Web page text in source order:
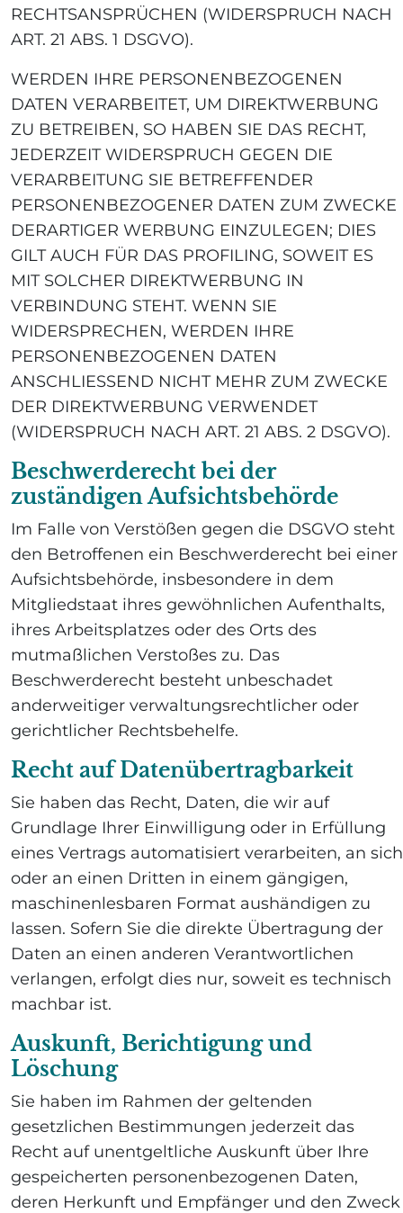
RECHTSANSPRÜCHEN (WIDERSPRUCH NACH
ART. 21 ABS. 1 DSGVO).
WERDEN IHRE PERSONENBEZOGENEN
DATEN VERARBEITET, UM DIREKTWERBUNG
ZU BETREIBEN, SO HABEN SIE DAS RECHT,
JEDERZEIT WIDERSPRUCH GEGEN DIE
VERARBEITUNG SIE BETREFFENDER
PERSONENBEZOGENER DATEN ZUM ZWECKE
DERARTIGER WERBUNG EINZULEGEN; DIES
GILT AUCH FÜR DAS PROFILING, SOWEIT ES
MIT SOLCHER DIREKTWERBUNG IN
VERBINDUNG STEHT. WENN SIE
WIDERSPRECHEN, WERDEN IHRE
PERSONENBEZOGENEN DATEN
ANSCHLIESSEND NICHT MEHR ZUM ZWECKE
DER DIREKTWERBUNG VERWENDET
(WIDERSPRUCH NACH ART. 21 ABS. 2 DSGVO).
Beschwerde­recht bei der
zuständigen Aufsichts­behörde
Im Falle von Verstößen gegen die DSGVO steht
den Betroffenen ein Beschwerderecht bei einer
Aufsichtsbehörde, insbesondere in dem
Mitgliedstaat ihres gewöhnlichen Aufenthalts,
ihres Arbeitsplatzes oder des Orts des
mutmaßlichen Verstoßes zu. Das
Beschwerderecht besteht unbeschadet
anderweitiger verwaltungsrechtlicher oder
gerichtlicher Rechtsbehelfe.
Recht auf Daten­übertrag­barkeit
Sie haben das Recht, Daten, die wir auf
Grundlage Ihrer Einwilligung oder in Erfüllung
eines Vertrags automatisiert verarbeiten, an sich
oder an einen Dritten in einem gängigen,
maschinenlesbaren Format aushändigen zu
lassen. Sofern Sie die direkte Übertragung der
Daten an einen anderen Verantwortlichen
verlangen, erfolgt dies nur, soweit es technisch
machbar ist.
Auskunft, Berichtigung und
Löschung
Sie haben im Rahmen der geltenden
gesetzlichen Bestimmungen jederzeit das
Recht auf unentgeltliche Auskunft über Ihre
gespeicherten personenbezogenen Daten,
deren Herkunft und Empfänger und den Zweck